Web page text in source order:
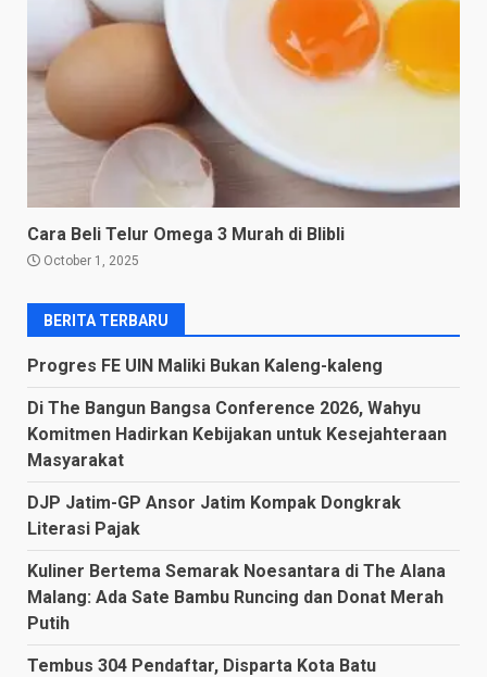
Cara Beli Telur Omega 3 Murah di Blibli
October 1, 2025
BERITA TERBARU
Progres FE UIN Maliki Bukan Kaleng-kaleng
Di The Bangun Bangsa Conference 2026, Wahyu
Komitmen Hadirkan Kebijakan untuk Kesejahteraan
Masyarakat
DJP Jatim-GP Ansor Jatim Kompak Dongkrak
Literasi Pajak
Kuliner Bertema Semarak Noesantara di The Alana
Malang: Ada Sate Bambu Runcing dan Donat Merah
Putih
Tembus 304 Pendaftar, Disparta Kota Batu